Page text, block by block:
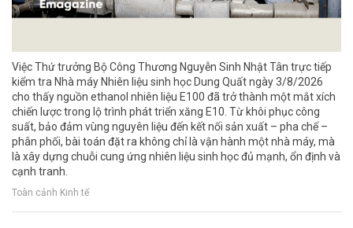
Việc Thứ trưởng Bộ Công Thương Nguyễn Sinh Nhật Tân trực tiếp
kiểm tra Nhà máy Nhiên liệu sinh học Dung Quất ngày 3/8/2026
cho thấy nguồn ethanol nhiên liệu E100 đã trở thành một mắt xích
chiến lược trong lộ trình phát triển xăng E10. Từ khôi phục công
suất, bảo đảm vùng nguyên liệu đến kết nối sản xuất – pha chế –
phân phối, bài toán đặt ra không chỉ là vận hành một nhà máy, mà
là xây dựng chuỗi cung ứng nhiên liệu sinh học đủ mạnh, ổn định và
cạnh tranh.
Toàn cảnh Kinh tế